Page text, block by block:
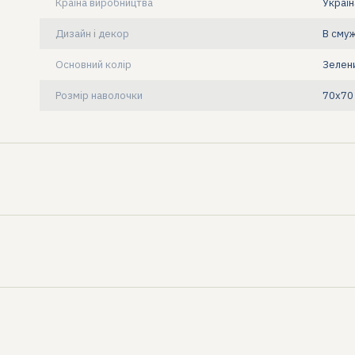
Країна виробництва
Дизайн і декор В
Основний колір
Розмір наволочки 70х70